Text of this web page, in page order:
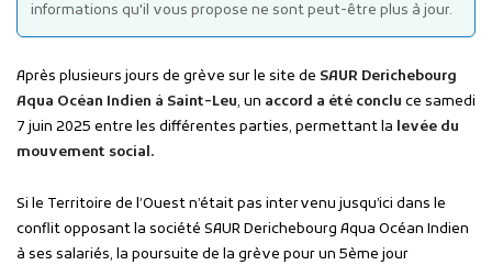
informations qu'il vous propose ne sont peut-être plus à jour.
Après plusieurs jours de grève sur le site de SAUR Derichebourg
Aqua Océan Indien à Saint-Leu, un accord a été conclu ce samedi
7 juin 2025 entre les différentes parties, permettant la levée du
mouvement social.
Si le Territoire de l’Ouest n’était pas intervenu jusqu’ici dans le
conflit opposant la société SAUR Derichebourg Aqua Océan Indien
à ses salariés, la poursuite de la grève pour un 5ème jour